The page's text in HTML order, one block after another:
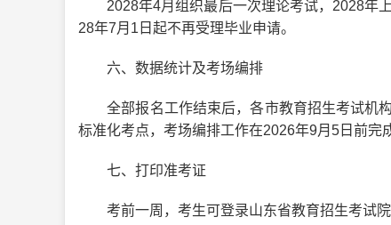
2028年4月组织最后一次理论考试，2028年上
28年7月1日起不再受理毕业申请。
六、数据统计及考场编排
全部报名工作结束后，各市教育招生考试机构
标准化考点，考场编排工作在2026年9月5日前完
七、打印准考证
考前一周，考生可登录山东省教育招生考试院